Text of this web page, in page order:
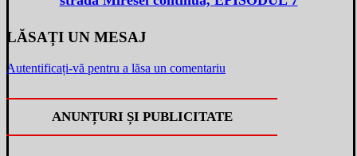
LĂSAȚI UN MESAJ
Autentificați-vă pentru a lăsa un comentariu
ANUNȚURI ȘI PUBLICITATE